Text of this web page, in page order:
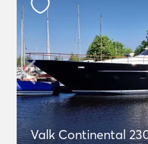
Valk Continental